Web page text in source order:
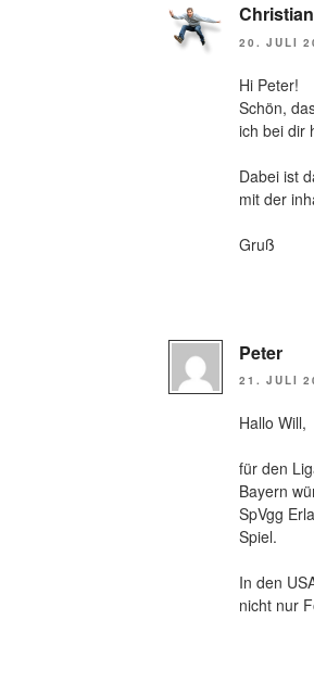
Christian
20. JULI
Hi Peter!
Schön,
ich bei dir
Dabei ist
mit der
Gruß
Peter
21. JULI
Hallo Will,
für den
Bayern
SpVgg
Spiel.
In den
nicht nur